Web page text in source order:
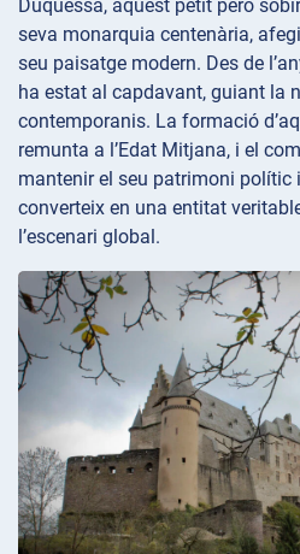
Duquessa, aquest petit però
seva monarquia centenària,
seu paisatge modern. Des de
ha estat al capdavant, guiant la
contemporanis. La formació
remunta a l’Edat Mitjana, i el
mantenir el seu patrimoni polític
converteix en una entitat
l’escenari global.